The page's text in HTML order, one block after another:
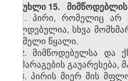
მუხლი 15. მიმწოდებლის
1. პირი, რომელიც არ
ვალდებულია, სხვა
სასმელი წყალი.
2. მიმწოდებელსა და
მომარაგების
3. პირის მიერ მის